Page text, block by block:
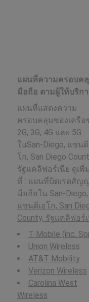
แผนที่ความครอบค
มือถือ ตามผู้ให้บริก
แผนที่แสดงความ
ครอบคลุมของเครือ
2G, 3G, 4G และ 5G
ในSan-Diego, แซนดี
โก, San Diego
รัฐแคลิฟอร์เนีย ดูเพิ่
ที่ : แผนที่บิตเรตสัญ
มือถือใน San-Diego,
แซนดีเอโก, San
County, รัฐแคลิฟอร์
T-Mobile (inc.
Union Wireless
AT&T Mobility
Verizon Wireless
Carolina West
Wireless